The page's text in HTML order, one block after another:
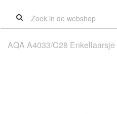
AQA A4033/C28 Enkellaarsje